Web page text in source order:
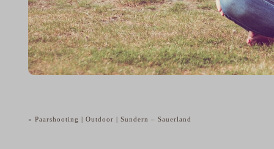
« Paarshooting | Outdoor | Sundern – Sauerland